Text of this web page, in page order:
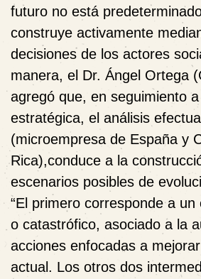
futuro no está
construye activamente
decisiones de los actores
manera, el Dr. Ángel Ortega
agregó que, en seguimiento
estratégica, el análisis
(microempresa de España y
Rica),conduce a la
escenarios posibles de
“El primero corresponde a
o catastrófico, asociado a la
acciones enfocadas a
actual. Los otros dos